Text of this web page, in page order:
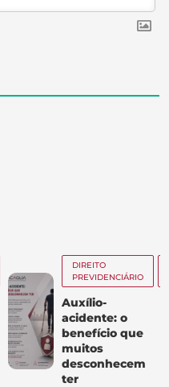
DIREITO
PREVIDENCIÁRIO
Auxílio-
acidente: o
benefício que
muitos
desconhecem
ter